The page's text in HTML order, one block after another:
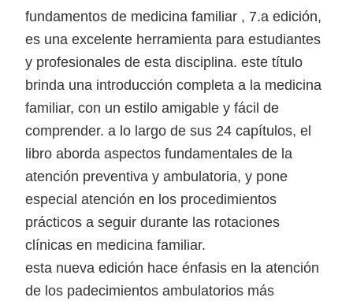
fundamentos de medicina familiar , 7.a edición,
es una excelente herramienta para estudiantes
y profesionales de esta disciplina. este título
brinda una introducción completa a la medicina
familiar, con un estilo amigable y fácil de
comprender. a lo largo de sus 24 capítulos, el
libro aborda aspectos fundamentales de la
atención preventiva y ambulatoria, y pone
especial atención en los procedimientos
prácticos a seguir durante las rotaciones
clínicas en medicina familiar.
esta nueva edición hace énfasis en la atención
de los padecimientos ambulatorios más